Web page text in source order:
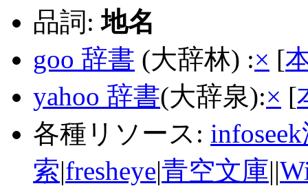
品詞:地名
goo 辞書 (大辞林) :× [
yahoo 辞書(大辞泉):× [
各種リソース:
索|fresheye|青空文庫||